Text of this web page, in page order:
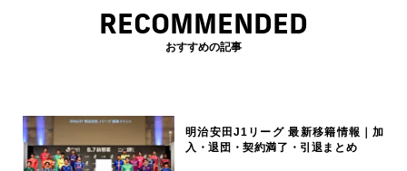
RECOMMENDED
おすすめの記事
明治安田J1リーグ 最新移籍情報｜加
入・退団・契約満了・引退まとめ